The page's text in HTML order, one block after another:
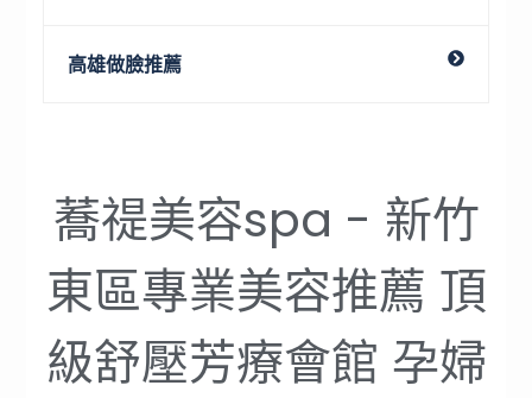
高雄做臉推薦
蕎禔美容spa - 新竹
東區專業美容推薦 頂
級舒壓芳療會館 孕婦